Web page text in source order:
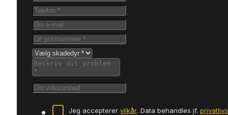
Jeg accepterer vilkår. Data behandles jf.